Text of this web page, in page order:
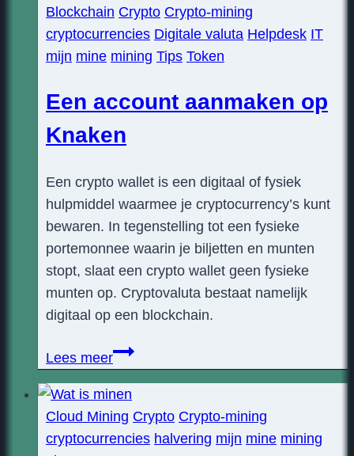
crypto
met
de
Blockchain Crypto Crypto-mining
cryptocurrencies Digitale valuta Helpdesk IT
mijn mine mining Tips Token
Een account aanmaken op
Knaken
Een crypto wallet is een digitaal of fysiek
hulpmiddel waarmee je cryptocurrency’s kunt
bewaren. In tegenstelling tot een fysieke
portemonnee waarin je biljetten en munten
stopt, slaat een crypto wallet geen fysieke
munten op. Cryptovaluta bestaat namelijk
digitaal op een blockchain.
Lees meerEen
account
aanmaken
op
Knaken
Cloud Mining Crypto Crypto-mining
cryptocurrencies halvering mijn mine mining